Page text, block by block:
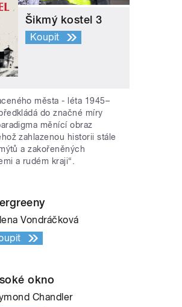
Šikmý kostel 3
Koupit
města - léta 1945–
do značné míry
měnící obraz
zahlazenou historii stále
a zakořeněných
a rudém kraji“.
Vondráčková
okno
Chandler